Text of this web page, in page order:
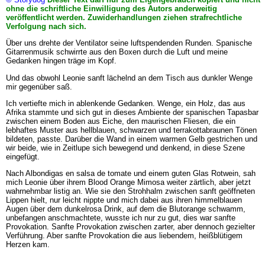
ohne die schriftliche Einwilligung des Autors anderweitig
veröffentlicht werden. Zuwiderhandlungen ziehen strafrechtliche
Verfolgung nach sich.
Über uns drehte der Ventilator seine luftspendenden Runden. Spanische
Gitarrenmusik schwirrte aus den Boxen durch die Luft und meine
Gedanken hingen träge im Kopf.
Und das obwohl Leonie sanft lächelnd an dem Tisch aus dunkler Wenge
mir gegenüber saß.
Ich vertiefte mich in ablenkende Gedanken. Wenge, ein Holz, das aus
Afrika stammte und sich gut in dieses Ambiente der spanischen Tapasbar
zwischen einem Boden aus Eiche, den maurischen Fliesen, die ein
lebhaftes Muster aus hellblauen, schwarzen und terrakottabraunen Tönen
bildeten, passte. Darüber die Wand in einem warmen Gelb gestrichen und
wir beide, wie in Zeitlupe sich bewegend und denkend, in diese Szene
eingefügt.
Nach Albondigas en salsa de tomate und einem guten Glas Rotwein, sah
mich Leonie über ihrem Blood Orange Mimosa weiter zärtlich, aber jetzt
wahrnehmbar listig an. Wie sie den Strohhalm zwischen sanft geöffneten
Lippen hielt, nur leicht nippte und mich dabei aus ihren himmelblauen
Augen über dem dunkelrosa Drink, auf dem die Blutorange schwamm,
unbefangen anschmachtete, wusste ich nur zu gut, dies war sanfte
Provokation. Sanfte Provokation zwischen zarter, aber dennoch gezielter
Verführung. Aber sanfte Provokation die aus liebendem, heißblütigem
Herzen kam.